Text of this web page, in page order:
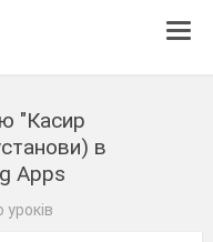
"Касир
в
Apps
уроків